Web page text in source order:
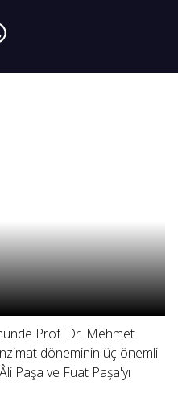
Prof. Dr. Mehmet
döneminin üç önemli
Paşa ve Fuat Paşa'yı